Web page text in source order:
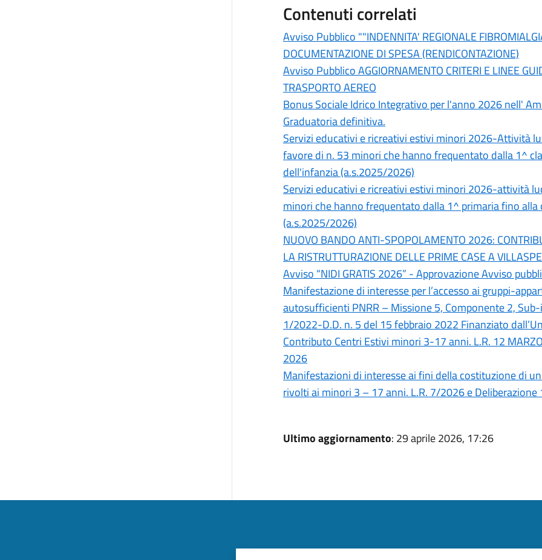
Contenuti correlati
Avviso Pubblico ""INDENNITA' REGIONALE
DOCUMENTAZIONE DI SPESA (RENDICONTAZIONE)
Avviso Pubblico AGGIORNAMENTO CRITERI E LINEE
TRASPORTO AEREO
Bonus Sociale Idrico Integrativo per l'anno 2026 nell'
Graduatoria definitiva.
Servizi educativi e ricreativi estivi minori 2026-Attività
favore di n. 53 minori che hanno frequentato dalla 1^
dell'infanzia (a.s.2025/2026)
Servizi educativi e ricreativi estivi minori 2026-attività
minori che hanno frequentato dalla 1^ primaria fino alla
(a.s.2025/2026)
NUOVO BANDO ANTI-SPOPOLAMENTO 2026:
LA RISTRUTTURAZIONE DELLE PRIME CASE A
Avviso “NIDI GRATIS 2026” - Approvazione Avviso
Manifestazione di interesse per l’accesso ai gruppi-
autosufficienti PNRR – Missione 5, Componente 2,
1/2022-D.D. n. 5 del 15 febbraio 2022 Finanziato
Contributo Centri Estivi minori 3-17 anni. L.R. 12
2026
Manifestazioni di interesse ai fini della costituzione di
rivolti ai minori 3 – 17 anni. L.R. 7/2026 e
Ultimo aggiornamento: 29 aprile 2026, 17:26